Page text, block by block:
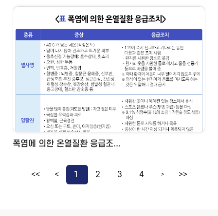
폭염에 의한 온열질환 응급조...
<< < 1 2 3 4 > >>